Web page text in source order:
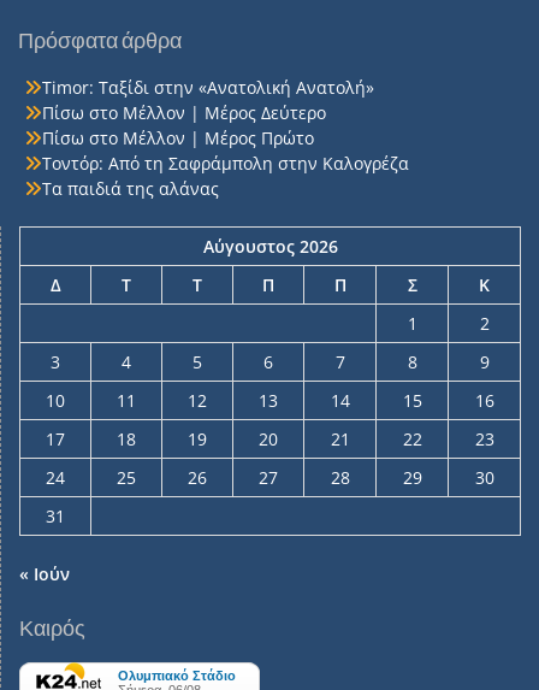
Πρόσφατα άρθρα
Timor: Ταξίδι στην «Ανατολική Ανατολή»
Πίσω στο Μέλλον | Μέρος Δεύτερο
Πίσω στο Μέλλον | Μέρος Πρώτο
Τοντόρ: Από τη Σαφράμπολη στην Καλογρέζα
Τα παιδιά της αλάνας
Αύγουστος 2026
Δ
Τ Τ Π Π Σ
Κ
1
2
3
4 5 6 7 8
9
10
11 12 13 14 15
16
17
18 19 20 21 22
23
24
25 26 27 28 29
30
31
« Ιούν
Καιρός